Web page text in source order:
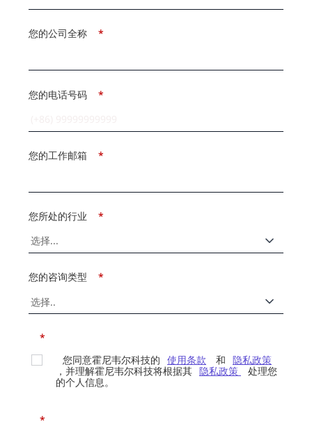
*
您的公司全称
*
您的电话号码
*
您的工作邮箱
*
您所处的行业
*
您的咨询类型
*
您同意霍尼韦尔科技的 使用条款 和 隐私政策
，并理解霍尼韦尔科技将根据其 隐私政策
处理您
的个人信息。
*